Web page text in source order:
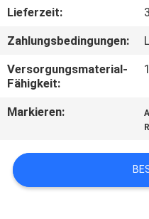
Lieferzeit:
Zahlungsbedingungen:
Versorgungsmaterial-
Fähigkeit:
Markieren: